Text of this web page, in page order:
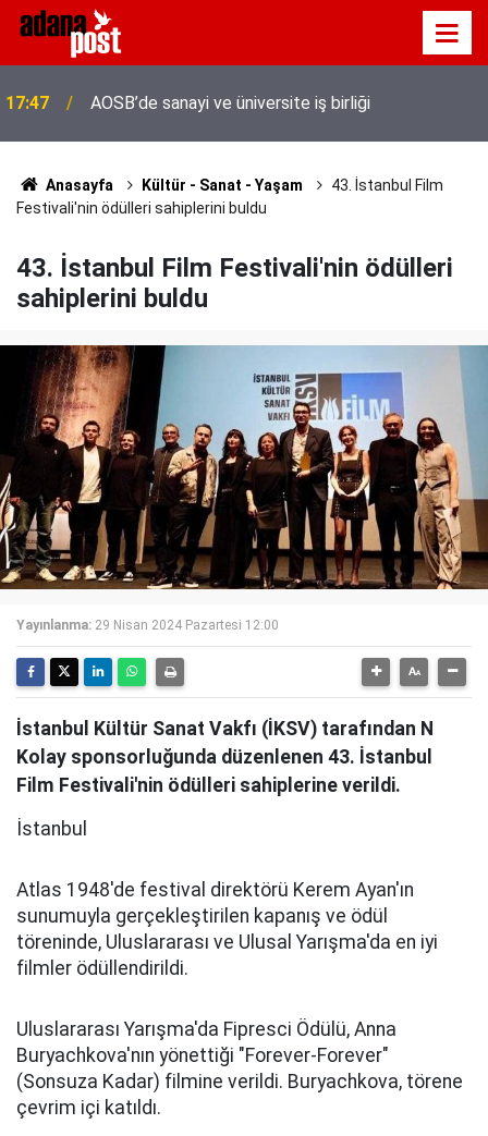
17:41
tepki gösterdi
Anasayfa Kültür - Sanat - Yaşam
43. İstanbul Film
Festivali'nin ödülleri sahiplerini buldu
43. İstanbul Film Festivali'nin ödülleri
sahiplerini buldu
Yayınlanma: 29 Nisan 2024 Pazartesi 12:00
İstanbul Kültür Sanat Vakfı (İKSV) tarafından N
Kolay sponsorluğunda düzenlenen 43. İstanbul
Film Festivali'nin ödülleri sahiplerine verildi.
İstanbul
Atlas 1948'de festival direktörü Kerem Ayan'ın
sunumuyla gerçekleştirilen kapanış ve ödül
töreninde, Uluslararası ve Ulusal Yarışma'da en iyi
filmler ödüllendirildi.
Uluslararası Yarışma'da Fipresci Ödülü, Anna
Buryachkova'nın yönettiği "Forever-Forever"
(Sonsuza Kadar) filmine verildi. Buryachkova, törene
çevrim içi katıldı.